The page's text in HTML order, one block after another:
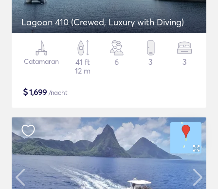
Lagoon 410 (Crewed, Luxury with Diving)
Catamaran
41 ft
12 m
6 3 3
$1,699 /nacht